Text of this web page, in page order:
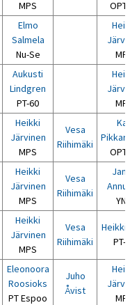
MPS
Elmo
Salmela
Nu-Se
Aukusti
Lindgren
PT-60
Heikki
Järvinen
MPS
Vesa
Riihimäki
Heikki
Järvinen
MPS
Vesa
Riihimäki
Heikki
Järvinen
MPS
Vesa
Riihimäki
Heikki
PT-
Eleonoora
Roosioks
PT Espoo
Juho
Åvist